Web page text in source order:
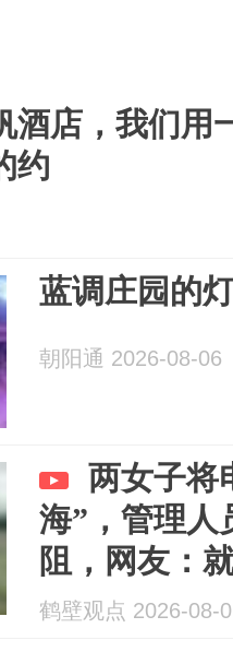
酒店，我们用
约
蓝调庄园的
朝阳通 2026-08-06
两女子将
海”，管理人
阻，网友：
鹤壁观点 2026-08-